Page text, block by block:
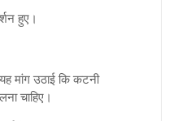
हुए।
मांग उठाई कि कटनी
चाहिए।